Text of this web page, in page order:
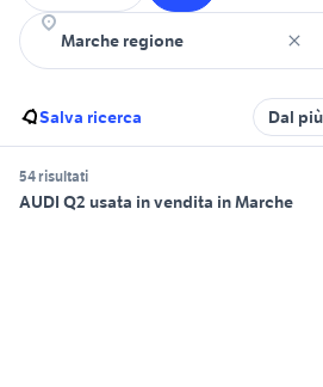
Salva ricerca Dal
54 risultati
AUDI Q2 usata in vendita in Marche